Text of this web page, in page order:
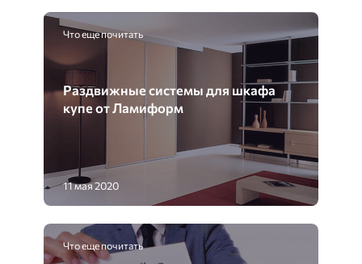
Что еще почитать
Раздвижные системы для шкафа
купе от Ламиформ
11 мая 2020
Что еще почитать